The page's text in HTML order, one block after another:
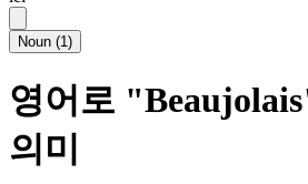
Noun (1)
영어로
의미